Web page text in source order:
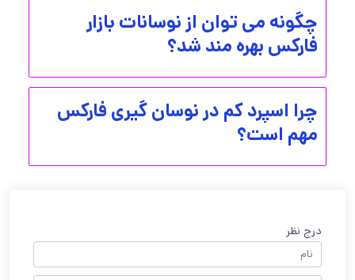
چگونه می توان از نوسانات بازار
فارکس بهره مند شد؟
چرا اسپرد کم در نوسان گیری فارکس
مهم است؟
درج نظر